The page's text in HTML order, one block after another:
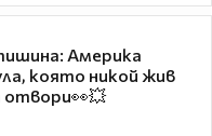
Америка
която никой жив
отвори👀💥